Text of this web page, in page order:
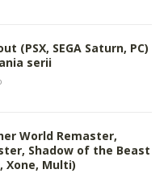
(PSX, SEGA Saturn, PC)
serii
World Remaster,
Shadow of the Beast
Xone, Multi)